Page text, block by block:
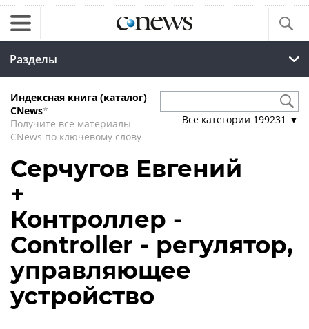
Разделы
Индексная книга (каталог)
CNews*
Получите все материалы
CNews по ключевому слову
Все категории 199231 ▼
Серчугов Евгений
+
Контроллер -
Controller - регулятор,
управляющее
устройство